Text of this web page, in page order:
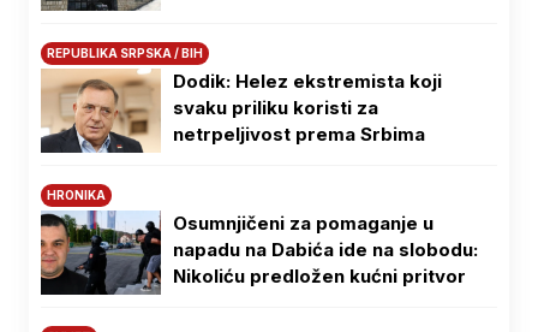
REPUBLIKA SRPSKA / BIH
Dodik: Helez ekstremista koji
svaku priliku koristi za
netrpeljivost prema Srbima
HRONIKA
Osumnjičeni za pomaganje u
napadu na Dabića ide na slobodu:
Nikoliću predložen kućni pritvor